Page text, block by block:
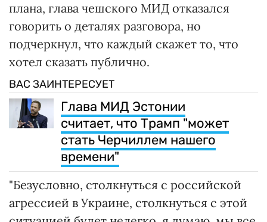
плана, глава чешского МИД отказался
говорить о деталях разговора, но
подчеркнул, что каждый скажет то, что
хотел сказать публично.
ВАС ЗАИНТЕРЕСУЕТ
Глава МИД Эстонии
считает, что Трамп "может
стать Черчиллем нашего
времени"
"Безусловно, столкнуться с российской
агрессией в Украине, столкнуться с этой